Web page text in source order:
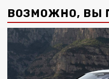
ВОЗМОЖНО, ВЫ